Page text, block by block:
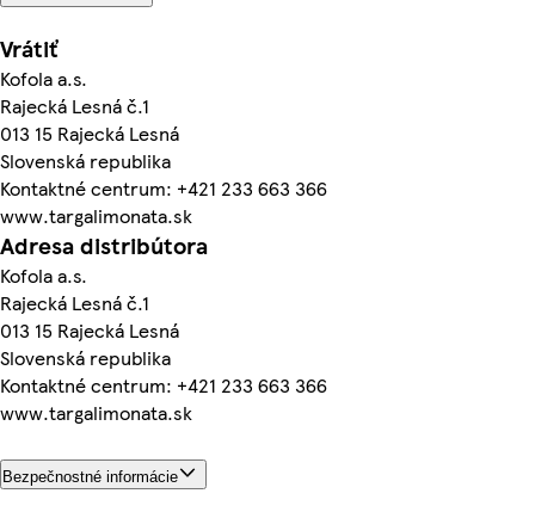
Vrátiť
Kofola a.s.
Rajecká Lesná č.1
013 15 Rajecká Lesná
Slovenská republika
Kontaktné centrum: +421 233 663 366
www.targalimonata.sk
Adresa distribútora
Kofola a.s.
Rajecká Lesná č.1
013 15 Rajecká Lesná
Slovenská republika
Kontaktné centrum: +421 233 663 366
www.targalimonata.sk
Bezpečnostné informácie